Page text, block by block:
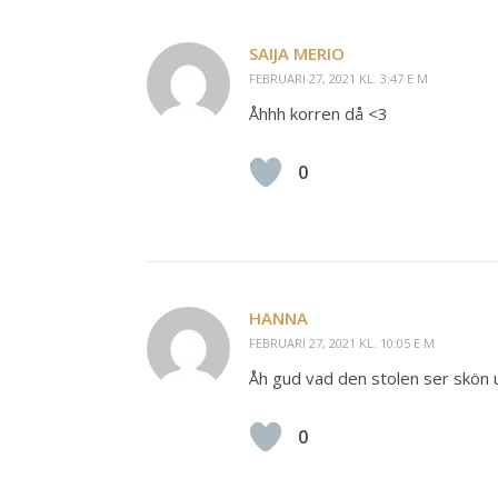
SAIJA MERIO
FEBRUARI 27, 2021 KL. 3:47 E M
Åhhh korren då <3
0
HANNA
FEBRUARI 27, 2021 KL. 10:05 E M
Åh gud vad den stolen ser skön
0